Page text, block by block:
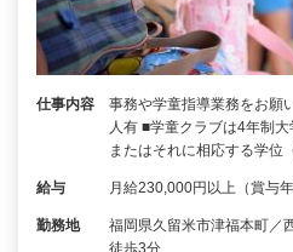
仕事内容
事務や学童指導業務をお願
人有 ■学童クラブは4年制
またはそれに相応する学位
給与 月給230,000円以上（賞与年
勤務地
福岡県久留米市津福本町／
徒歩3分